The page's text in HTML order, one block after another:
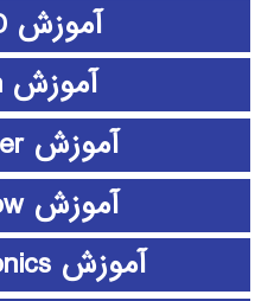
آموزش PSCAD
آموزش python
آموزش rapidminer
آموزش ShowFlow
آموزش SimElectronics